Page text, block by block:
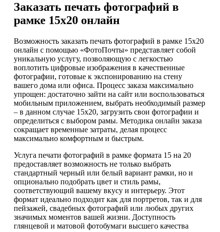
Заказать печать фотографий в
рамке 15х20 онлайн
Возможность заказать печать фотографий в рамке 15х20
онлайн с помощью «ФотоПочты» представляет собой
уникальную услугу, позволяющую с легкостью
воплотить цифровые изображения в качественные
фотографии, готовые к экспонированию на стену
вашего дома или офиса. Процесс заказа максимально
упрощен: достаточно зайти на сайт или воспользоваться
мобильным приложением, выбрать необходимый размер
– в данном случае 15х20, загрузить свои фотографии и
определиться с выбором рамы. Методика онлайн заказа
сокращает временные затраты, делая процесс
максимально комфортным и быстрым.
Услуга печати фотографий в рамке формата 15 на 20
предоставляет возможность не только выбрать
стандартный черный или белый вариант рамки, но и
опционально подобрать цвет и стиль рамы,
соответствующий вашему вкусу и интерьеру. Этот
формат идеально подходит как для портретов, так и для
пейзажей, свадебных фотографий или любых других
значимых моментов вашей жизни. Доступность
глянцевой и матовой фотобумаги высшего качества